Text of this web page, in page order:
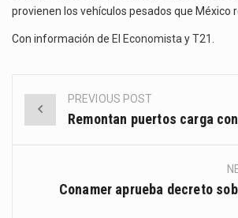
provienen los vehículos pesados que México
Con información de El EconomistayT21 .
Post
PREVIOUS POST
Remontan puertos carga
Conamer aprueba decreto